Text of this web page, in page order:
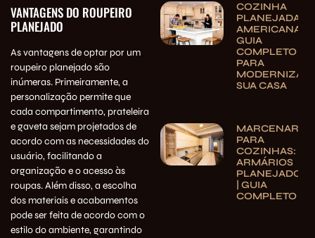
VANTAGENS DO ROUPEIRO
PLANEJADO
As vantagens de optar por um
roupeiro planejado são
inúmeras. Primeiramente, a
personalização permite que
cada compartimento, prateleira
e gaveta sejam projetados de
acordo com as necessidades do
usuário, facilitando a
organização e o acesso às
roupas. Além disso, a escolha
dos materiais e acabamentos
pode ser feita de acordo com o
estilo do ambiente, garantindo
COZINHA
PLANEJADA
AMERICANA:
GUIA
COMPLETO
PARA
MODERNIZAR
SUA CASA
MARCENARIA
PARA
COZINHAS:
ARMÁRIOS
PLANEJADOS
| GUIA
COMPLETO